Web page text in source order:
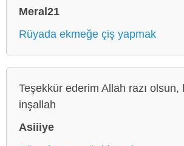
Meral21
Rüyada ekmeğe çiş yapmak
Teşekkür ederim Allah razı olsun,
inşallah
Asiiiye